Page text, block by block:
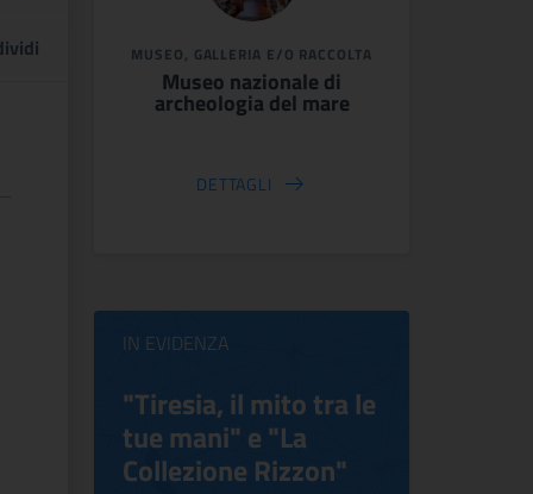
MUSEO, GALLERIA E/O RACCOLTA
Museo nazionale di
archeologia del mare
DETTAGLI
IN EVIDENZA
Virginia Woolf e
Bloomsbury.
Inventing Life